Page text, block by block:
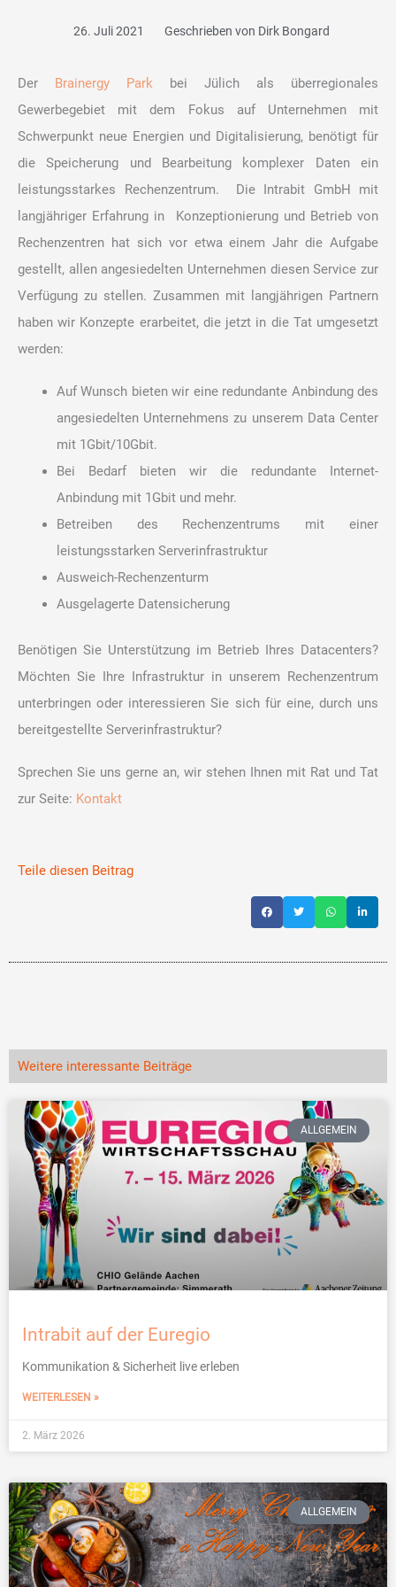
26. Juli 2021 Geschrieben von Dirk Bongard
Der Brainergy Park bei Jülich als überregionales
Gewerbegebiet mit dem Fokus auf Unternehmen mit
Schwerpunkt neue Energien und Digitalisierung, benötigt für
die Speicherung und Bearbeitung komplexer Daten ein
leistungsstarkes Rechenzentrum. Die Intrabit GmbH mit
langjähriger Erfahrung in Konzeptionierung und Betrieb von
Rechenzentren hat sich vor etwa einem Jahr die Aufgabe
gestellt, allen angesiedelten Unternehmen diesen Service zur
Verfügung zu stellen. Zusammen mit langjährigen Partnern
haben wir Konzepte erarbeitet, die jetzt in die Tat umgesetzt
werden:
Auf Wunsch bieten wir eine redundante Anbindung des
angesiedelten Unternehmens zu unserem Data Center
mit 1Gbit/10Gbit.
Bei Bedarf bieten wir die redundante Internet-
Anbindung mit 1Gbit und mehr.
Betreiben des Rechenzentrums mit einer
leistungsstarken Serverinfrastruktur
Ausweich-Rechenzenturm
Ausgelagerte Datensicherung
Benötigen Sie Unterstützung im Betrieb Ihres Datacenters?
Möchten Sie Ihre Infrastruktur in unserem Rechenzentrum
unterbringen oder interessieren Sie sich für eine, durch uns
bereitgestellte Serverinfrastruktur?
Sprechen Sie uns gerne an, wir stehen Ihnen mit Rat und Tat
zur Seite: Kontakt
Teile diesen Beitrag
Weitere interessante Beiträge
ALLGEMEIN
Intrabit auf der Euregio
Kommunikation & Sicherheit live erleben
WEITERLESEN »
2. März 2026
ALLGEMEIN